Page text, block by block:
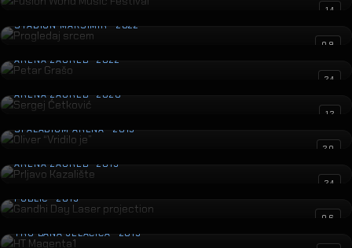
14
Progledaj srcem
STADION MAKSIMIR · 2022
09
Petar Grašo
ARENA ZAGREB · 2022
24
Sergej Ćetković
ARENA ZAGREB · 2020
12
Oliver “Vridilo je”
SPALADIUM ARENA · 2019
20
Prljavo Kazalište
ARENA ZAGREB · 2019
24
Gandhi Day Laser projection
PUBLIC · 2019
06
HT Magenta1
TRG BANA JELAČIĆA · 2019